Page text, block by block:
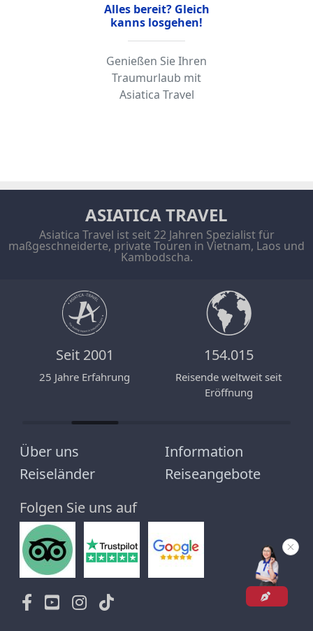
Alles bereit? Gleich
kanns losgehen!
Genießen Sie Ihren
Traumurlaub mit
Asiatica Travel
ASIATICA TRAVEL
Asiatica Travel ist seit 22 Jahren Spezialist für
maßgeschneiderte, private Touren in Vietnam, Laos und
Kambodscha.
Seit 2001
25 Jahre Erfahrung
154.015
Reisende weltweit seit
Eröffnung
Über uns
Information
Reiseländer
Reiseangebote
Folgen Sie uns auf